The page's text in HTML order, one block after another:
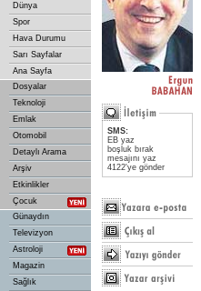
Dünya
Spor
Hava Durumu
Sarı Sayfalar
Ana Sayfa
Dosyalar
Teknoloji
Emlak
Otomobil
Detaylı Arama
Arşiv
Etkinlikler
Çocuk
Günaydın
Televizyon
Astroloji
Magazin
Sağlık
SMS:
EB yaz
boşluk bırak
mesajını yaz
4122'ye gönder